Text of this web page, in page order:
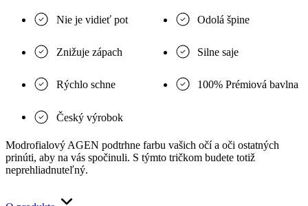
Nie je vidieť pot Odolá špine
Znižuje zápach Silne saje
Rýchlo schne 100% Prémiová bavlna
Český výrobok
Modrofialový AGEN podtrhne farbu vašich očí a oči ostatných
prinúti, aby na vás spočinuli. S týmto tričkom budete totiž
neprehliadnuteľný.